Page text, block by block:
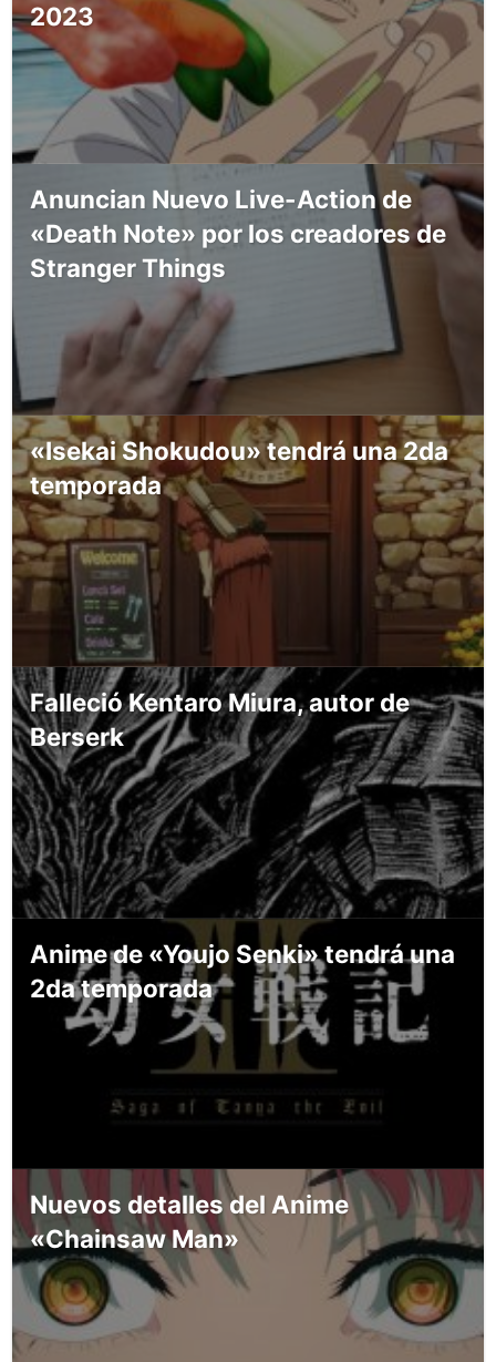
2023
Anuncian Nuevo Live-Action de
«Death Note» por los creadores de
Stranger Things
«Isekai Shokudou» tendrá una 2da
temporada
Falleció Kentaro Miura, autor de
Berserk
Anime de «Youjo Senki» tendrá una
2da temporada
Nuevos detalles del Anime
«Chainsaw Man»